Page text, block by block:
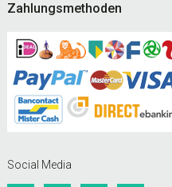
Zahlungsmethoden
Social Media